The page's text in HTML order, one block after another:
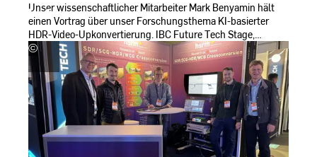
Unser wissenschaftlicher Mitarbeiter Mark Benyamin hält
einen Vortrag über unser Forschungsthema KI-basierter
HDR-Video-Upkonvertierung. IBC Future Tech Stage,
Amsterdam
©
Wolfgang
Ruppel